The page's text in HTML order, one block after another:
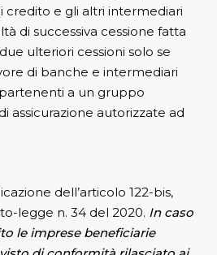
credito e gli altri intermediari
di successiva cessione fatta
ulteriori cessioni solo se
di banche e intermediari
a un gruppo
assicurazione autorizzate ad
dell’articolo 122-bis,
legge n. 34 del 2020. In caso
le imprese beneficiarie